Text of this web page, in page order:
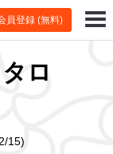
員登録 (無料)
ロ
15)